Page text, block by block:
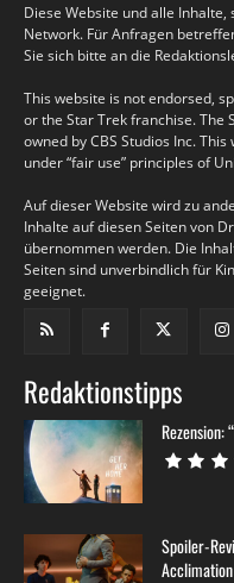
Diese Website und alle
Network. Für Anfragen
Sie sich bitte an die
This website is not endorsed,
or the Star Trek franchise. The
owned by CBS Studios Inc.
under “fair use” principles of
Auf dieser Website wird zu
Inhalte auf diesen Seiten von
übernommen werden. Die
Seiten sind unverbindlich für
geeignet.
Redaktionstipps
Rezension:
Spoiler-